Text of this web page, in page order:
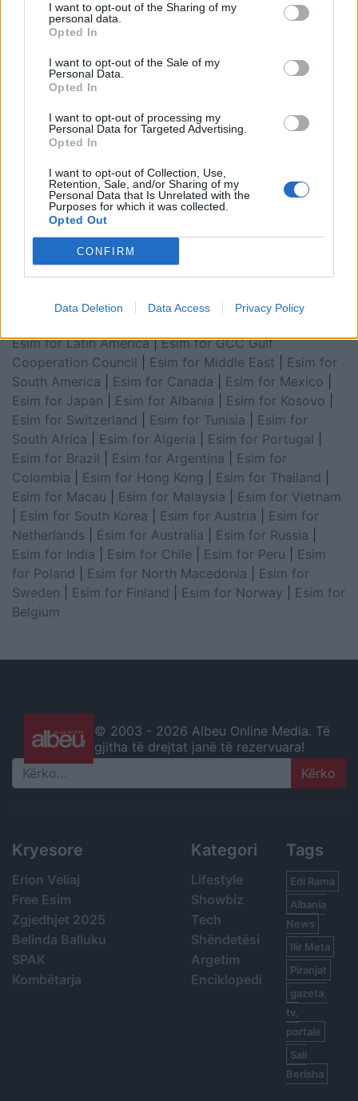
I want to opt-out of the Sharing of my
personal data.
Opted In
I want to opt-out of the Sale of my
Personal Data.
Opted In
I want to opt-out of processing my
Personal Data for Targeted Advertising.
Opted In
I want to opt-out of Collection, Use,
Retention, Sale, and/or Sharing of my
Personal Data that Is Unrelated with the
Purposes for which it was collected.
Opted Out
CONFIRM
Data Deletion Data Access Privacy Policy
Esim for Global|Esim for Europe|Esim for Caribbean
Esim for USA|
|Esim for Germany
for Asia|Esim for World Cup 2026
Emirates|Esim for Balkans|Esim for Morocco|
Esim for Latin America|Esim for GCC Gulf
Cooperation Council
Esim for Middle East
Esim for
South America
Esim for Canada Esim for Mexico
Esim for Japan
Esim for Albania Esim for Kosovo
Esim for Switzerland
Esim for Tunisia
Esim for
South Africa
Esim for Algeria Esim for Portugal
Esim for Brazil
Esim for Argentina
Esim for
Colombia
Esim for Hong Kong Esim for Thailand
Esim for Macau
Esim for Malaysia
Esim for Vietnam
Esim for South Korea Esim for Austria
Esim for
Netherlands
Esim for Australia Esim for Russia
Esim for India
Esim for Chile Esim for Peru
Esim
for Poland
Esim for North Macedonia
Esim for
Sweden
Esim for Finland Esim for Norway
Esim for
Belgium
© 2003 - 2026 Albeu Online Media. Të
gjitha të drejtat janë të rezervuara!
Search
Kryesore
Erion Veliaj
Free Esim
Zgjedhjet 2025
Belinda Balluku
SPAK
Kombëtarja
Kategori
Lifestyle
Showbiz
Tech
Shëndetësi
Argetim
Enciklopedi
Tags
Edi Rama
Albania
News
Ilir Meta
Piranjat
gazeta,
tv,
portale
Sali
Berisha